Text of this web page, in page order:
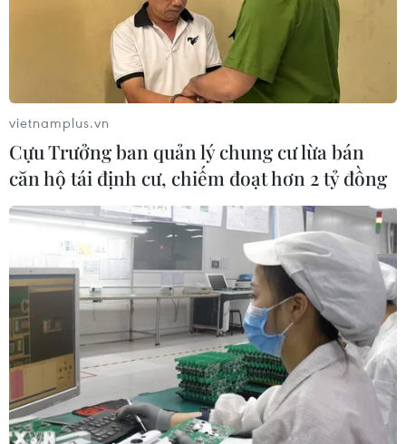
vietnamplus.vn
Cựu Trưởng ban quản lý chung cư lừa bán
căn hộ tái định cư, chiếm đoạt hơn 2 tỷ đồng